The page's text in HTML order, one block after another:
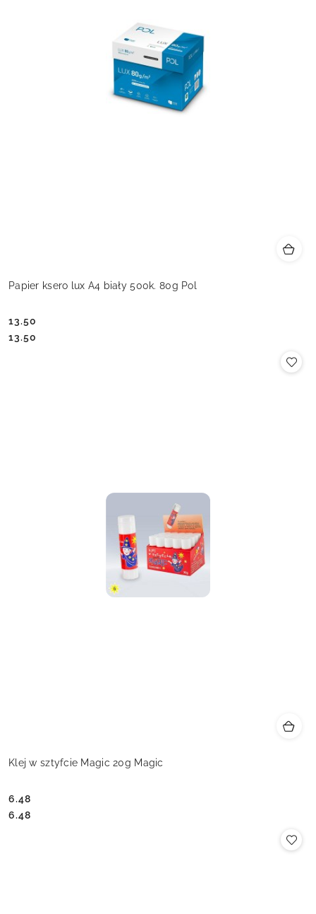
Papier ksero lux A4 biały 500k. 80g Pol
Cena:
13.50
Cena:
13.50
Klej w sztyfcie Magic 20g Magic
Cena:
6.48
Cena:
6.48